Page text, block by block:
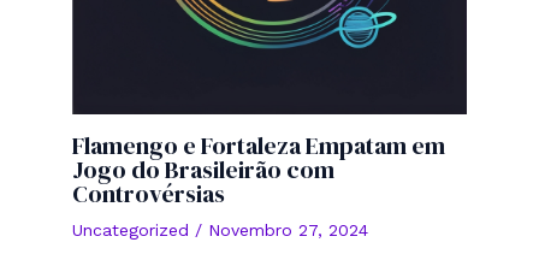
Flamengo e Fortaleza Empatam em
Jogo do Brasileirão com
Controvérsias
Uncategorized / Novembro 27, 2024